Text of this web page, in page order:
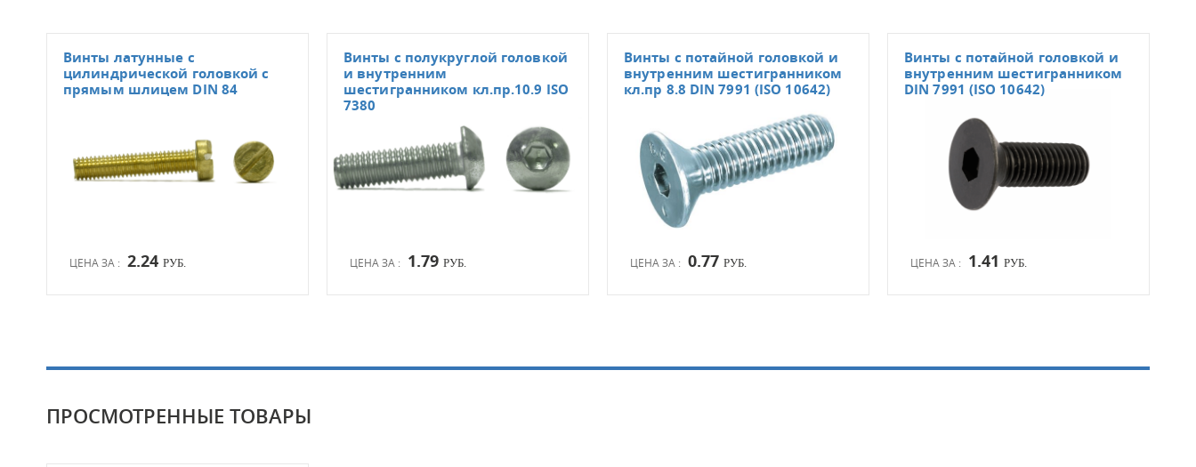
ЦЕНА ЗА : 2.24 РУБ.
Винты латунные с
цилиндрической головкой с
прямым шлицем DIN 84
ЦЕНА ЗА : 1.79 РУБ.
Винты с полукруглой головкой
и внутренним
шестигранником кл.пр.10.9 ISO
7380
ЦЕНА ЗА : 0.77 РУБ.
Винты с потайной головкой и
внутренним шестигранником
кл.пр 8.8 DIN 7991 (ISO 10642)
ЦЕНА ЗА : 1.41 РУБ.
Винты с потайной головкой и
внутренним шестигранником
DIN 7991 (ISO 10642)
ПРОСМОТРЕННЫЕ ТОВАРЫ